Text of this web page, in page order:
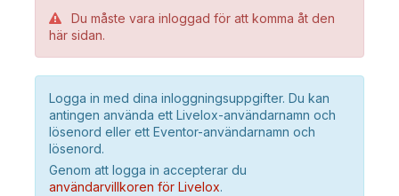
Du måste vara inloggad för att komma åt den
här sidan.
Logga in med dina inloggningsuppgifter. Du kan
antingen använda ett Livelox-användarnamn och
lösenord eller ett Eventor-användarnamn och
lösenord.
Genom att logga in accepterar du
användarvillkoren för Livelox.